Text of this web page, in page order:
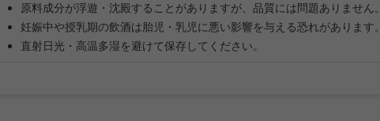
原料成分が浮遊・沈殿することがありますが、品質には問題ありません。
妊娠中や授乳期の飲酒は胎児・乳児に悪い影響を与える恐れがあります。
直射日光・高温多湿を避けて保存してください。